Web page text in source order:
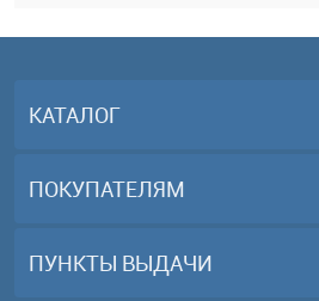
КАТАЛОГ
ПОКУПАТЕЛЯМ
ПУНКТЫ ВЫДАЧИ